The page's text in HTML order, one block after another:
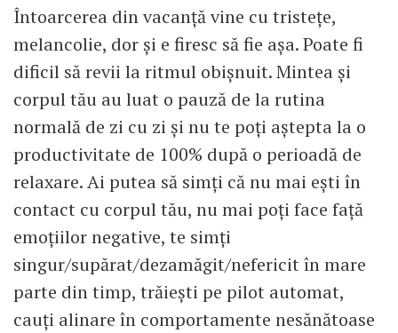
Întoarcerea din vacanță vine cu tristețe,
melancolie, dor și e firesc să fie așa. Poate fi
dificil să revii la ritmul obișnuit. Mintea și
corpul tău au luat o pauză de la rutina
normală de zi cu zi și nu te poți aștepta la o
productivitate de 100% după o perioadă de
relaxare. Ai putea să simți că nu mai ești în
contact cu corpul tău, nu mai poți face față
emoțiilor negative, te simți
singur/supărat/dezamăgit/nefericit în mare
parte din timp, trăiești pe pilot automat,
cauți alinare în comportamente nesănătoase